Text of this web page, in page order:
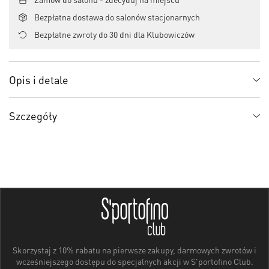
Bezpłatna dostawa do salonów stacjonarnych
Bezpłatne zwroty do 30 dni dla Klubowiczów
Opis i detale
Szczegóły
Skorzystaj z 10% rabatu na pierwsze zakupy, darmowych zwrotów i
wcześniejszego dostępu do specjalnych akcji w S'portofino Club.